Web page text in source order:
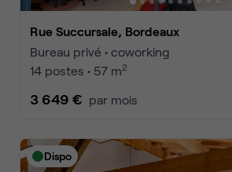
Rue Succursale, Bordeaux
Bureau privé • coworking
14 postes • 57 m2
3 649 € par mois
Dispo